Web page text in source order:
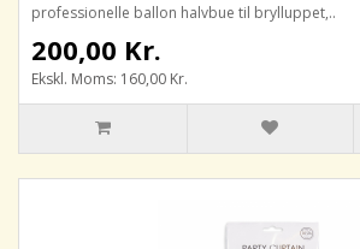
professionelle ballon halvbue til brylluppet,..
200,00 Kr.
Ekskl. Moms: 160,00 Kr.